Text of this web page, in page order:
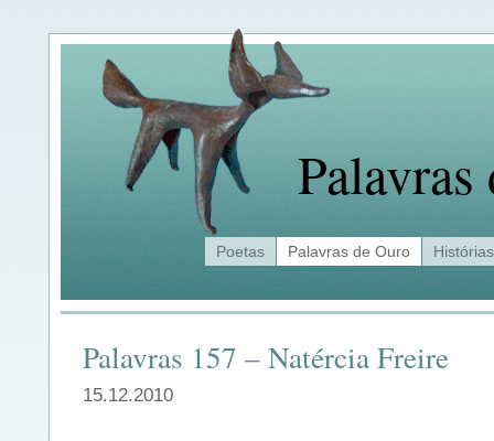
Poetas Palavras de Ouro Histórias
Palavras 157 – Natércia Freire
15.12.2010